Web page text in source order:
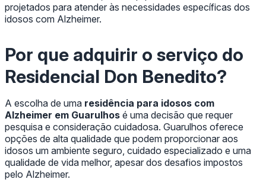
projetados para atender às necessidades específicas dos
idosos com Alzheimer.
Por que adquirir o serviço do
Residencial Don Benedito?
A escolha de uma residência para idosos com
Alzheimer em Guarulhos é uma decisão que requer
pesquisa e consideração cuidadosa. Guarulhos oferece
opções de alta qualidade que podem proporcionar aos
idosos um ambiente seguro, cuidado especializado e uma
qualidade de vida melhor, apesar dos desafios impostos
pelo Alzheimer.